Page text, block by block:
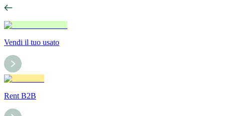
Vendi il tuo usato
Rent B2B